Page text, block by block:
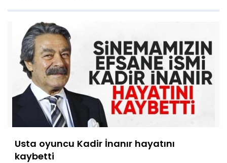
Usta oyuncu Kadir İnanır hayatını
kaybetti